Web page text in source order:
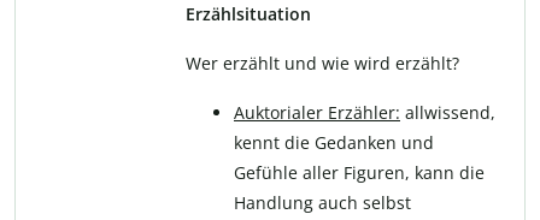
Erzählsituation
Wer erzählt und wie wird erzählt?
Auktorialer Erzähler: allwissend,
kennt die Gedanken und
Gefühle aller Figuren, kann die
Handlung auch selbst